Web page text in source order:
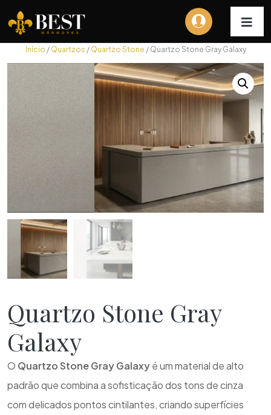
Início / Quartzos / Quartzo Stone / Quartzo Stone Gray Galaxy
Quartzo Stone Gray
Galaxy
O Quartzo Stone Gray Galaxyé um material de alto
padrão que combina a sofisticação dos tons de cinza
com delicados pontos cintilantes, criando superfícies